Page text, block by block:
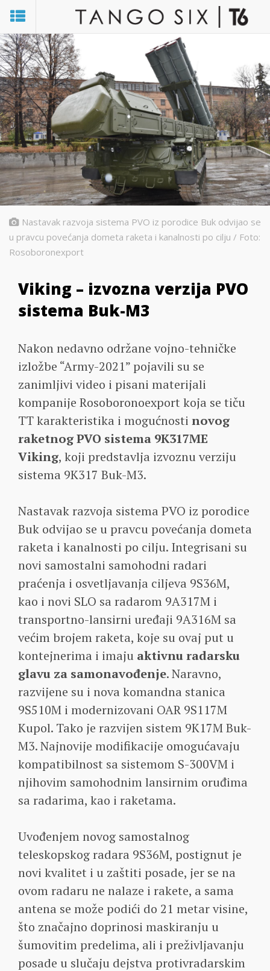
Nastavak razvoja sistema PVO iz porodice Buk odvijao se
u pravcu povećanja dometa raketa i kanalnosti po cilju / Foto:
Rosoboronexport
Viking – izvozna verzija PVO
sistema Buk-M3
Nakon nedavno održane vojno-tehničke
izložbe “Army-2021” pojavili su se
zanimljivi video i pisani materijali
kompanije Rosoboronoexport koja se tiču
TT karakteristika i mogućnosti novog
raketnog PVO sistema 9K317ME
Viking, koji predstavlja izvoznu verziju
sistema 9K317 Buk-M3.
Nastavak razvoja sistema PVO iz porodice
Buk odvijao se u pravcu povećanja dometa
raketa i kanalnosti po cilju. Integrisani su
novi samostalni samohodni radari
praćenja i osvetljavanja ciljeva 9S36M,
kao i novi SLO sa radarom 9A317M i
transportno-lansirni uređaji 9A316M sa
većim brojem raketa, koje su ovaj put u
kontejnerima i imaju aktivnu radarsku
glavu za samonavođenje. Naravno,
razvijene su i nova komandna stanica
9S510M i modernizovani OAR 9S117M
Kupol. Tako je razvijen sistem 9K17M Buk-
M3. Najnovije modifikacije omogućavaju
kompatibilnost sa sistemom S-300VM i
njihovim samohodnim lansirnim oruđima
sa radarima, kao i raketama.
Uvođenjem novog samostalnog
teleskopskog radara 9S36M, postignut je
novi kvalitet i u zaštiti posade, jer se na
ovom radaru ne nalaze i rakete, a sama
antena se može podići do 21 metar visine,
što značajno doprinosi maskiranju u
šumovitim predelima, ali i preživljavanju
posade u slučaju dejstva protivradarskim